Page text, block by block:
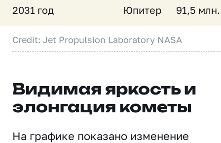
2031 год Юпитер 91,5
Credit: Jet Propulsion Laboratory NASA
Видимая яркость и
элонгация кометы
На графике показано изменение